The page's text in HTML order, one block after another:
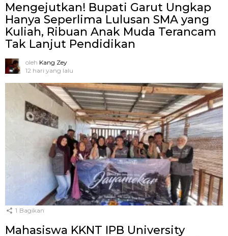
Mengejutkan! Bupati Garut Ungkap
Hanya Seperlima Lulusan SMA yang
Kuliah, Ribuan Anak Muda Terancam
Tak Lanjut Pendidikan
oleh Kang Zey
12 hari yang lalu
1 Bagikan
Mahasiswa KKNT IPB University